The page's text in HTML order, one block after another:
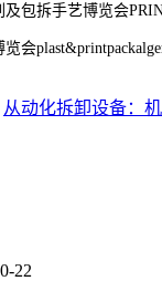
拆手艺博览会
从动化拆卸设备：
22